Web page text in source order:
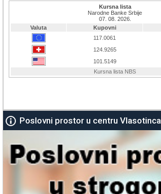
Poslovni prostor u centru Vlasotinca